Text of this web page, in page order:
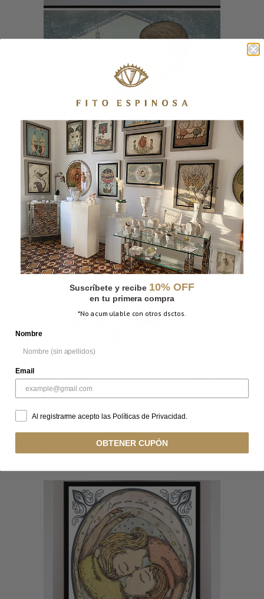
LUGAR SEGURO – NIÑOS
Productos relacionados...
Suscríbete y recibe 10% OFF
en tu primera compra
*No acumulable con otros dsctos.
Nombre
Email
Al registrarme acepto las Políticas de Privacidad.
OBTENER CUPÓN